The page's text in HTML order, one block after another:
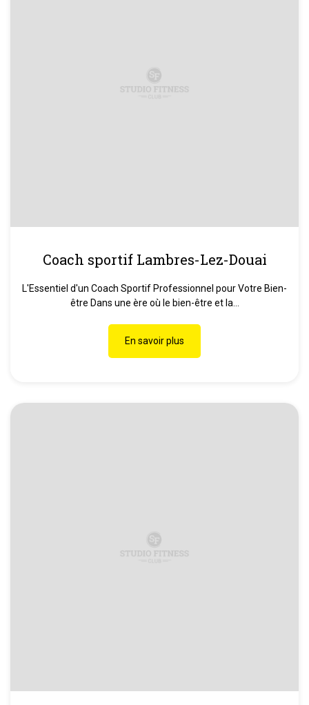
Coach sportif Lambres-Lez-Douai
L'Essentiel d'un Coach Sportif Professionnel pour Votre Bien-
être Dans une ère où le bien-être et la...
En savoir plus